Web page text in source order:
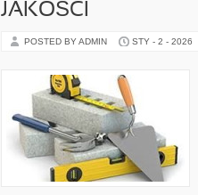
JAKOŚCI
POSTED BY ADMIN STY - 2 - 2026